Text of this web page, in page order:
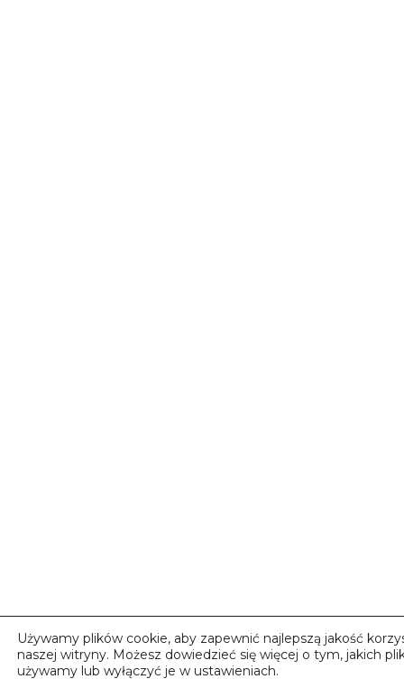
Używamy plików cookie, aby zapewnić najlepszą jakość
naszej witryny. Możesz dowiedzieć się więcej o tym, jakich
używamy lub wyłączyć je w ustawieniach.